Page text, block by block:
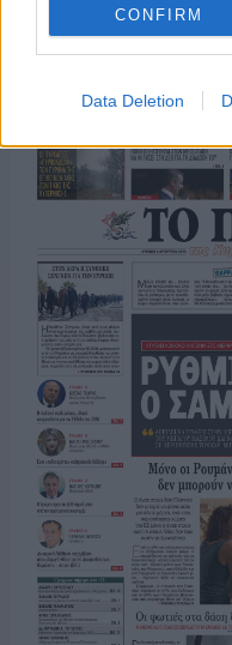
CONFIRM
Data Deletion